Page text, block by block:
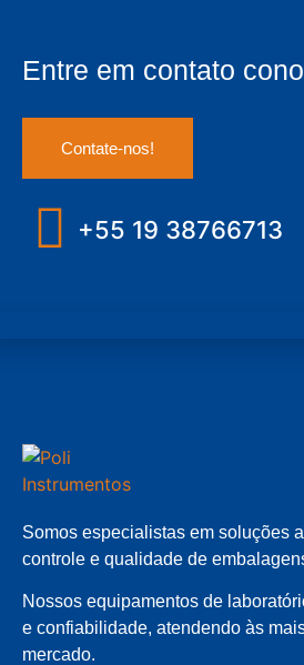
Entre em contato
Contate-nos!
+55 19 38766713
Somos especialistas em soluções
controle e qualidade de
Nossos equipamentos de
e confiabilidade, atendendo às
mercado.